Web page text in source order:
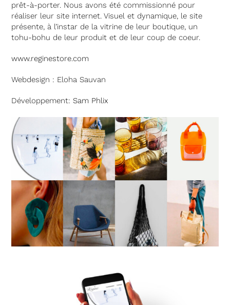
prêt-à-porter. Nous avons été commissionné pour
réaliser leur site internet. Visuel et dynamique, le site
présente, à l’instar de la vitrine de leur boutique, un
tohu-bohu de leur produit et de leur coup de coeur.
www.reginestore.com
Webdesign : Eloha Sauvan
Développement:Sam Phlix